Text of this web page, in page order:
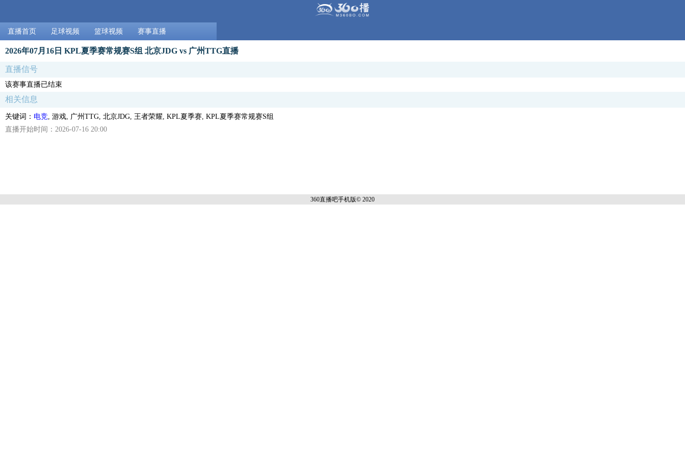
直播首页 足球视频 篮球视频 赛事直播
2026年07月16日 KPL夏季赛常规赛S组 北京JDG vs 广州TTG直播
直播信号
该赛事直播已结束
相关信息
关键词： 电竞 , 游戏, 广州TTG, 北京JDG, 王者荣耀, KPL夏季赛, KPL夏季赛常规赛S组
直播开始时间：2026-07-16 20:00
360直播吧手机版© 2020